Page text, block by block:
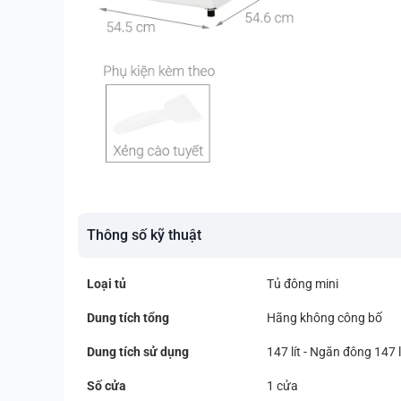
Thông số kỹ thuật
Loại tủ Tủ đông mini
Dung tích tổng Hãng không công bố
Dung tích sử dụng 147 lít - Ngăn đông 147
Số cửa 1 cửa